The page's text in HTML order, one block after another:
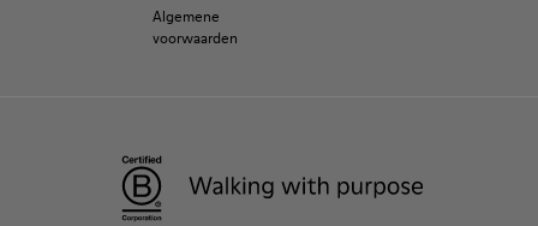
Algemene
voorwaarden